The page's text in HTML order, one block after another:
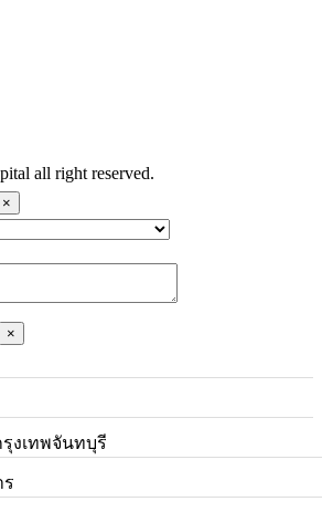
all right reserved.
×
×
งเทพจันทบุรี
ร